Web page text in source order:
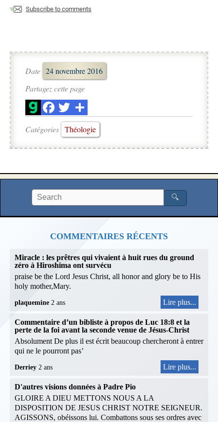
Subscribe to comments
Date 24 novembre 2016
Partagez cette page
Catégories Théologie
🔍
COMMENTAIRES RÉCENTS
Miracle : les prêtres qui vivaient à huit rues du ground
zéro à Hiroshima ont survécu
praise be the Lord Jesus Christ, all honor and glory be to His
holy mother,Mary.
plaquemine 2 ans Lire plus...
Commentaire d’un bibliste à propos de Luc 18:8 et la
perte de la foi avant la seconde venue de Jésus-Christ
Absolument De plus il est écrit beaucoup chercheront à entrer
qui ne le pourront pas’
Derriey 2 ans Lire plus...
D'autres visions données à Padre Pio
GLOIRE A DIEU METTONS NOUS A LA
DISPOSITION DE JESUS CHRIST NOTRE SEIGNEUR.
AGISSONS, obéissons lui. Combattons sous ses ordres avec